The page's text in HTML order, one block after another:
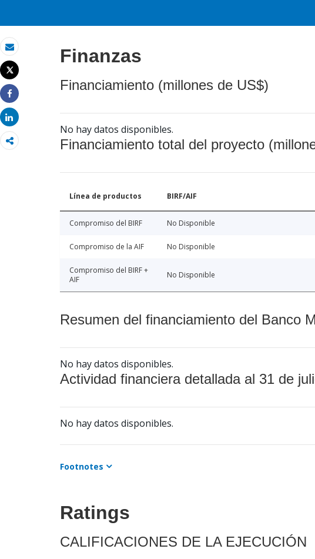
Correo electrónico
Imprimir
Tweet
Share
Share
Finanzas
Financiamiento (millones de US$)
No hay datos disponibles.
Financiamiento total del proyecto
Línea de productos BIRF/AIF
Compromiso del BIRF No Disponible
Compromiso de la AIF No Disponible
Compromiso del BIRF +
AIF
No Disponible
Resumen del financiamiento del Banco
No hay datos disponibles.
Actividad financiera detallada al 31 de
No hay datos disponibles.
Footnotes
Ratings
CALIFICACIONES DE LA EJECUCIÓN